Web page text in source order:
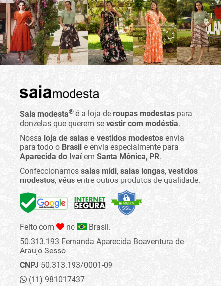
Saia modesta® é a loja de roupas modestas para
donzelas que querem se vestir com modéstia.
Nossa loja de saias e vestidos modestos envia
para todo o Brasil e envia especialmente para
Aparecida do Ivaíem Santa Mônica, PR.
Confeccionamos saias midi, saias longas, vestidos
modestos, véus entre outros produtos de qualidade.
Feito com no
Brasil.
50.313.193 Fernanda Aparecida Boaventura de
Araujo Sesso
CNPJ 50.313.193/0001-09
(11) 981017437